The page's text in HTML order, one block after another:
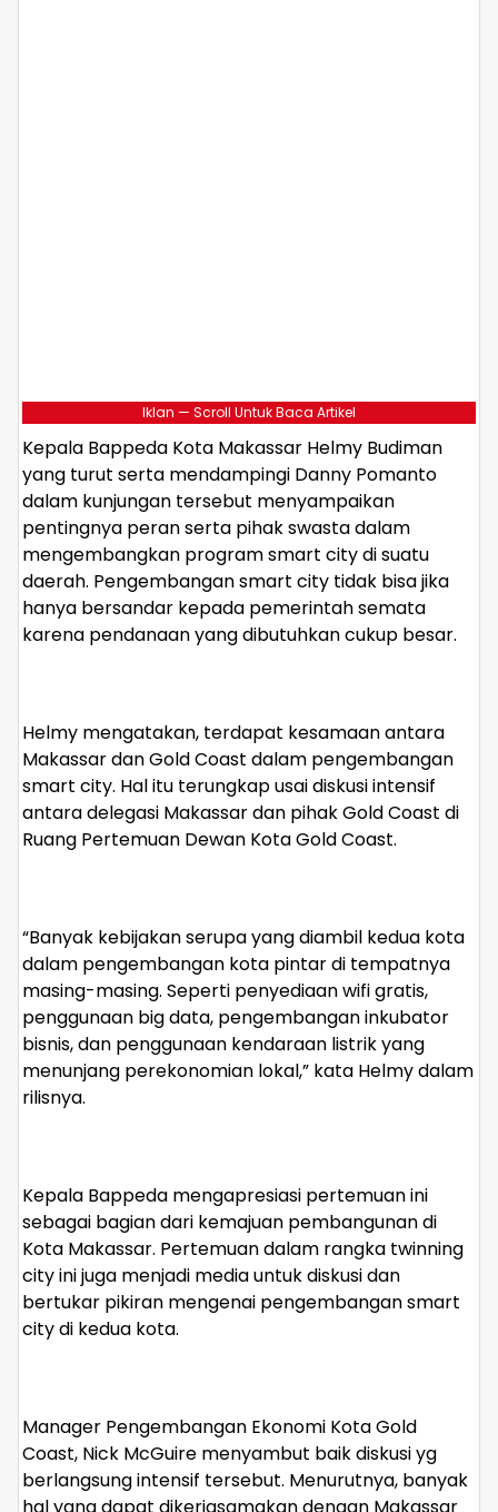
Iklan — Scroll Untuk Baca Artikel
Kepala Bappeda Kota Makassar Helmy Budiman
yang turut serta mendampingi Danny Pomanto
dalam kunjungan tersebut menyampaikan
pentingnya peran serta pihak swasta dalam
mengembangkan program smart city di suatu
daerah. Pengembangan smart city tidak bisa jika
hanya bersandar kepada pemerintah semata
karena pendanaan yang dibutuhkan cukup besar.
Helmy mengatakan, terdapat kesamaan antara
Makassar dan Gold Coast dalam pengembangan
smart city. Hal itu terungkap usai diskusi intensif
antara delegasi Makassar dan pihak Gold Coast di
Ruang Pertemuan Dewan Kota Gold Coast.
“Banyak kebijakan serupa yang diambil kedua kota
dalam pengembangan kota pintar di tempatnya
masing-masing. Seperti penyediaan wifi gratis,
penggunaan big data, pengembangan inkubator
bisnis, dan penggunaan kendaraan listrik yang
menunjang perekonomian lokal,” kata Helmy dalam
rilisnya.
Kepala Bappeda mengapresiasi pertemuan ini
sebagai bagian dari kemajuan pembangunan di
Kota Makassar. Pertemuan dalam rangka twinning
city ini juga menjadi media untuk diskusi dan
bertukar pikiran mengenai pengembangan smart
city di kedua kota.
Manager Pengembangan Ekonomi Kota Gold
Coast, Nick McGuire menyambut baik diskusi yg
berlangsung intensif tersebut. Menurutnya, banyak